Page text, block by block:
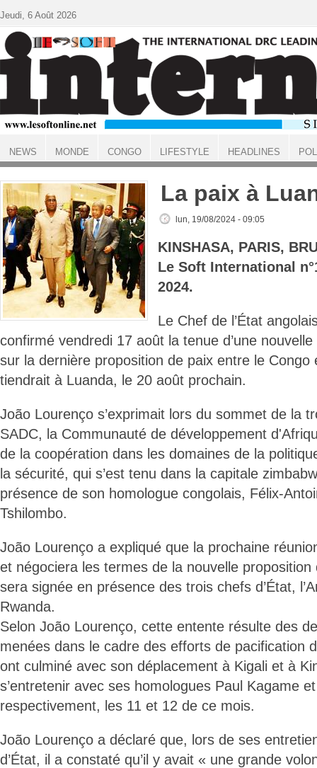
ACCUEIL
La paix à
lun, 19/08/2024 - 09:05
KINSHASA, PARIS,
Le Soft International
2024.
Le Chef de l’État
confirmé vendredi 17 août la tenue d’une
sur la dernière proposition de paix entre le Congo
tiendrait à Luanda, le 20 août prochain.
João Lourenço s’exprimait lors du sommet de la
SADC, la Communauté de développement
de la coopération dans les domaines de la
la sécurité, qui s’est tenu dans la capitale
présence de son homologue congolais, Félix-
Tshilombo.
João Lourenço a expliqué que la prochaine
et négociera les termes de la nouvelle proposition
sera signée en présence des trois chefs d’État,
Rwanda.
Selon João Lourenço, cette entente résulte des
menées dans le cadre des efforts de pacification
ont culminé avec son déplacement à Kigali et à
s’entretenir avec ses homologues Paul Kagame
respectivement, les 11 et 12 de ce mois.
João Lourenço a déclaré que, lors de ses
d’État, il a constaté qu’il y avait « une grande
Jeudi, 6 Août 2026
NEWS MONDE CONGO LIFESTYLE HEADLINES